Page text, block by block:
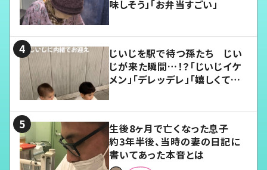
味しそう」「お弁当すごい」
じいじを駅で待つ孫たち じい
じが来た瞬間…！？「じいじイケ
メン」「デレッデレ」「嬉しくて可
生後8ヶ月で亡くなった息子
約3年半後、当時の妻の日記に
書いてあった本音とは